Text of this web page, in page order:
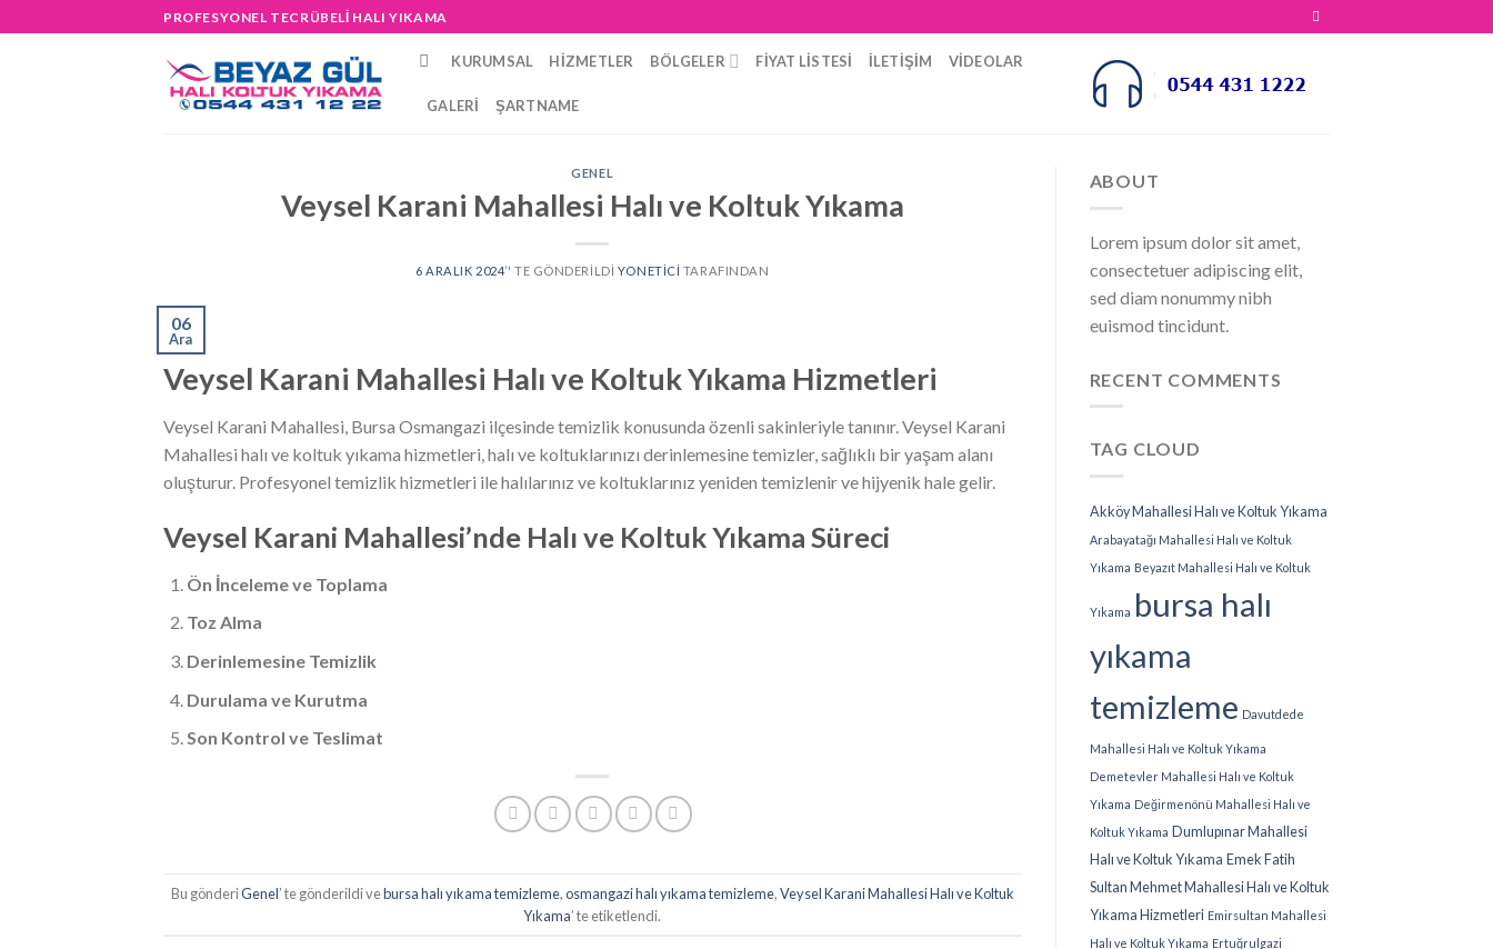
to
PROFESYONEL TECRÜBELİ HALI YIKAMA
KURUMSAL HIZMETLER BÖLGELER FIYAT LISTESI İLETIŞIM VIDEOLAR
GALERI ŞARTNAME
GENEL
Veysel Karani Mahallesi Halı ve Koltuk Yıkama
6 ARALIK 2024’' TE GÖNDERILDI YONETICI TARAFINDAN
06
Ara
Veysel Karani Mahallesi Halı ve Koltuk Yıkama Hizmetleri
Veysel Karani Mahallesi, Bursa Osmangazi ilçesinde temizlik konusunda özenli sakinleriyle tanınır. Veysel Karani
Mahallesi halı ve koltuk yıkama hizmetleri, halı ve koltuklarınızı derinlemesine temizler, sağlıklı bir yaşam alanı
oluşturur. Profesyonel temizlik hizmetleri ile halılarınız ve koltuklarınız yeniden temizlenir ve hijyenik hale gelir.
Veysel Karani Mahallesi’nde Halı ve Koltuk Yıkama Süreci
Ön İnceleme ve Toplama
Toz Alma
Derinlemesine Temizlik
Durulama ve Kurutma
Son Kontrol ve Teslimat
Bu gönderiGenel’ te gönderildi vebursa halı yıkama temizleme,osmangazi halı yıkama temizleme,Veysel Karani Mahallesi Halı ve Koltuk
Yıkama’ te etiketlendi.
ABOUT
Lorem ipsum dolor sit amet,
consectetuer adipiscing elit,
sed diam nonummy nibh
euismod tincidunt.
RECENT COMMENTS
TAG CLOUD
Akköy Mahallesi Halı ve Koltuk Yıkama
Arabayatağı Mahallesi Halı ve Koltuk
Yıkama Beyazıt Mahallesi Halı ve Koltuk
Yıkama bursa halı
yıkama
temizleme Davutdede
Mahallesi Halı ve Koltuk Yıkama
Demetevler Mahallesi Halı ve Koltuk
Yıkama Değirmenönü Mahallesi Halı ve
Koltuk Yıkama Dumlupınar Mahallesi
Halı ve Koltuk Yıkama Emek Fatih
Sultan Mehmet Mahallesi Halı ve Koltuk
Yıkama Hizmetleri Emirsultan Mahallesi
Halı ve Koltuk Yıkama Ertuğrulgazi